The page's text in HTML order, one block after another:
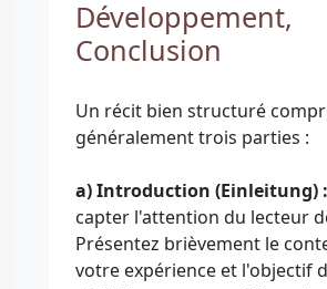
Développement,
Conclusion
Un récit bien structuré
généralement trois parties :
a) Introduction (Einleitung) :
capter l'attention du lecteur
Présentez brièvement le
votre expérience et l'objectif